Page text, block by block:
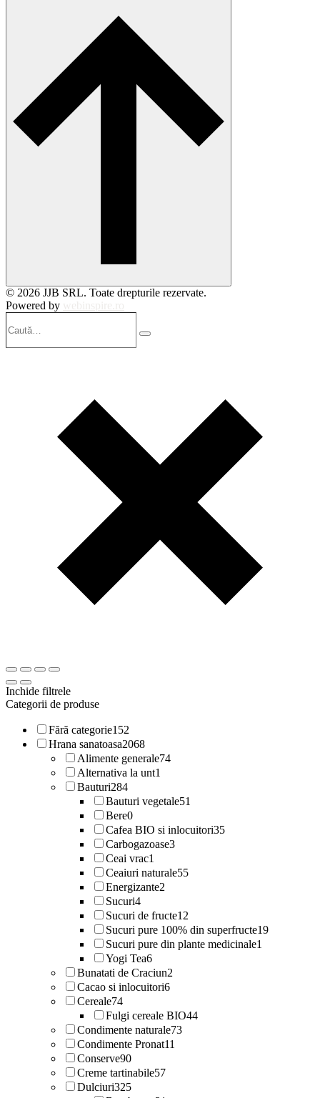
© 2026 JJB SRL. Toate drepturile rezervate.
Powered by
Search
Inchide filtrele
Categorii de produse
Fără categorie152
Hrana sanatoasa2068
Alimente generale74
Alternativa la unt1
Bauturi284
Bauturi vegetale51
Bere0
Cafea BIO si inlocuitori35
Carbogazoase3
Ceai vrac1
Ceaiuri naturale55
Energizante2
Sucuri4
Sucuri de fructe12
Sucuri pure 100% din superfructe19
Sucuri pure din plante medicinale1
Yogi Tea6
Bunatati de Craciun2
Cacao si inlocuitori6
Cereale74
Fulgi cereale BIO44
Condimente naturale73
Condimente Pronat11
Conserve90
Creme tartinabile57
Dulciuri325